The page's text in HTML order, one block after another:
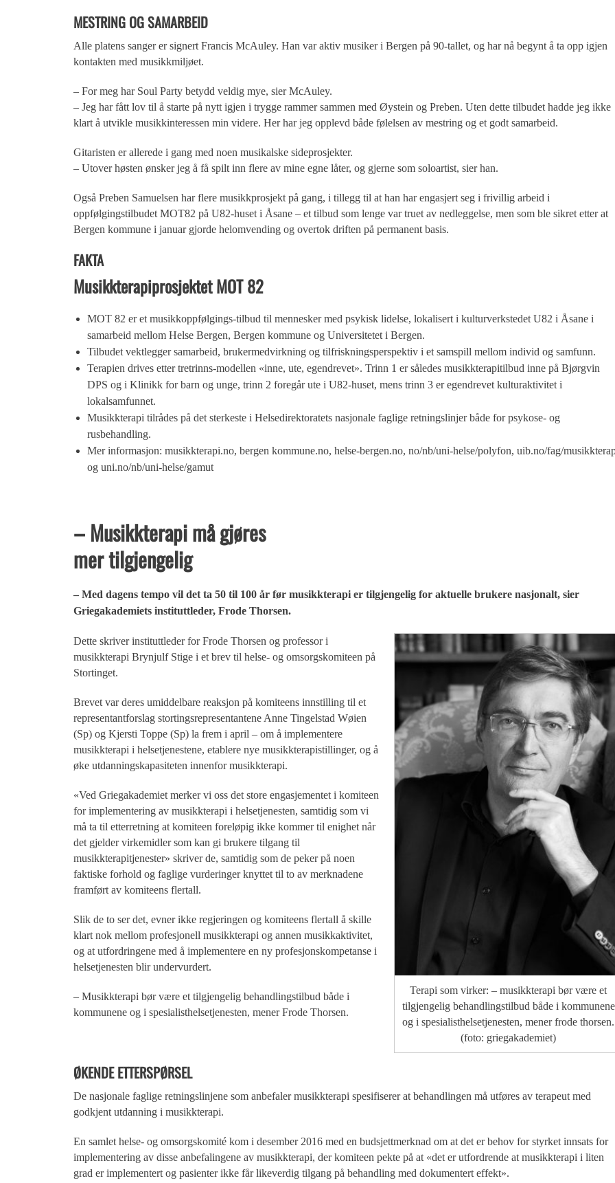
MESTRING OG SAMARBEID
Alle platens sanger er signert Francis McAuley. Han var aktiv musiker i Bergen på 90-tallet, og har nå begynt å ta opp igjen
kontakten med musikkmiljøet.
– For meg har Soul Party betydd veldig mye, sier McAuley.
– Jeg har fått lov til å starte på nytt igjen i trygge rammer sammen med Øystein og Preben. Uten dette tilbudet hadde jeg ikke
klart å utvikle musikkinteressen min videre. Her har jeg opplevd både følelsen av mestring og et godt samarbeid.
Gitaristen er allerede i gang med noen musikalske sideprosjekter.
– Utover høsten ønsker jeg å få spilt inn flere av mine egne låter, og gjerne som soloartist, sier han.
Også Preben Samuelsen har flere musikkprosjekt på gang, i tillegg til at han har engasjert seg i frivillig arbeid i
oppfølgingstilbudet MOT82 på U82-huset i Åsane – et tilbud som lenge var truet av nedleggelse, men som ble sikret etter at
Bergen kommune i januar gjorde helomvending og overtok driften på permanent basis.
FAKTA
Musikkterapiprosjektet MOT 82
MOT 82 er et musikkoppfølgings-tilbud til mennesker med psykisk lidelse, lokalisert i kulturverkstedet U82 i Åsane i
samarbeid mellom Helse Bergen, Bergen kommune og Universitetet i Bergen.
Tilbudet vektlegger samarbeid, brukermedvirkning og tilfriskningsperspektiv i et samspill mellom individ og samfunn.
Terapien drives etter tretrinns-modellen «inne, ute, egendrevet». Trinn 1 er således musikkterapitilbud inne på Bjørgvin
DPS og i Klinikk for barn og unge, trinn 2 foregår ute i U82-huset, mens trinn 3 er egendrevet kulturaktivitet i
lokalsamfunnet.
Musikkterapi tilrådes på det sterkeste i Helsedirektoratets nasjonale faglige retningslinjer både for psykose- og
rusbehandling.
Mer informasjon: musikkterapi.no, bergen kommune.no, helse-bergen.no, no/nb/uni-helse/polyfon, uib.no/fag/
og uni.no/nb/uni-helse/gamut
– Musikkterapi må gjøres
mer tilgjengelig
– Med dagens tempo vil det ta 50 til 100 år før musikkterapi er tilgjengelig for aktuelle brukere nasjonalt, sier
Griegakademiets instituttleder, Frode Thorsen.
Terapi som virker: – musikkterapi bør være et
tilgjengelig behandlingstilbud både i kommunene
og i spesialisthelsetjenesten, mener frode thorsen.
(foto: griegakademiet)
Dette skriver instituttleder for Frode Thorsen og professor i
musikkterapi Brynjulf Stige i et brev til helse- og omsorgskomiteen på
Stortinget.
Brevet var deres umiddelbare reaksjon på komiteens innstilling til et
representantforslag stortingsrepresentantene Anne Tingelstad Wøien
(Sp) og Kjersti Toppe (Sp) la frem i april – om å implementere
musikkterapi i helsetjenestene, etablere nye musikkterapistillinger, og å
øke utdanningskapasiteten innenfor musikkterapi.
«Ved Griegakademiet merker vi oss det store engasjementet i komiteen
for implementering av musikkterapi i helsetjenesten, samtidig som vi
må ta til etterretning at komiteen foreløpig ikke kommer til enighet når
det gjelder virkemidler som kan gi brukere tilgang til
musikkterapitjenester» skriver de, samtidig som de peker på noen
faktiske forhold og faglige vurderinger knyttet til to av merknadene
framført av komiteens flertall.
Slik de to ser det, evner ikke regjeringen og komiteens flertall å skille
klart nok mellom profesjonell musikkterapi og annen musikkaktivitet,
og at utfordringene med å implementere en ny profesjonskompetanse i
helsetjenesten blir undervurdert.
– Musikkterapi bør være et tilgjengelig behandlingstilbud både i
kommunene og i spesialisthelsetjenesten, mener Frode Thorsen.
ØKENDE ETTERSPØRSEL
De nasjonale faglige retningslinjene som anbefaler musikkterapi spesifiserer at behandlingen må utføres av terapeut med
godkjent utdanning i musikkterapi.
En samlet helse- og omsorgskomité kom i desember 2016 med en budsjettmerknad om at det er behov for styrket innsats for
implementering av disse anbefalingene av musikkterapi, der komiteen pekte på at «det er utfordrende at musikkterapi i liten
grad er implementert og pasienter ikke får likeverdig tilgang på behandling med dokumentert effekt».